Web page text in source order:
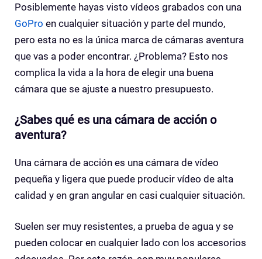
Posiblemente hayas visto vídeos grabados con una
GoPro en cualquier situación y parte del mundo,
pero esta no es la única marca de cámaras aventura
que vas a poder encontrar. ¿Problema? Esto nos
complica la vida a la hora de elegir una buena
cámara que se ajuste a nuestro presupuesto.
¿Sabes qué es una cámara de acción o
aventura?
Una cámara de acción es una cámara de vídeo
pequeña y ligera que puede producir vídeo de alta
calidad y en gran angular en casi cualquier situación.
Suelen ser muy resistentes, a prueba de agua y se
pueden colocar en cualquier lado con los accesorios